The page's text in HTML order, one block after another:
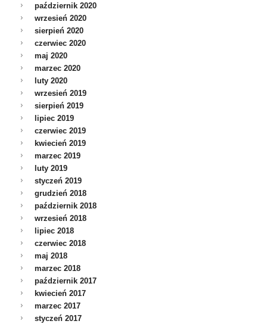
październik 2020
wrzesień 2020
sierpień 2020
czerwiec 2020
maj 2020
marzec 2020
luty 2020
wrzesień 2019
sierpień 2019
lipiec 2019
czerwiec 2019
kwiecień 2019
marzec 2019
luty 2019
styczeń 2019
grudzień 2018
październik 2018
wrzesień 2018
lipiec 2018
czerwiec 2018
maj 2018
marzec 2018
październik 2017
kwiecień 2017
marzec 2017
styczeń 2017